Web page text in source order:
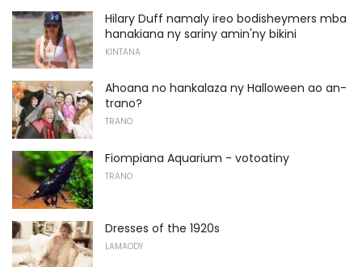
Hilary Duff namaly ireo bodisheymers mba
hanakiana ny sariny amin'ny bikini
KINTANA
Ahoana no hankalaza ny Halloween ao an-
trano?
TRANO
Fiompiana Aquarium - votoatiny
TRANO
Dresses of the 1920s
LAMAODY